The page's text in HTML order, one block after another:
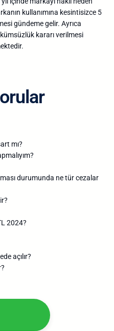
kullanımına kesintisizce 5
gündeme gelir. Ayrıca
kararı verilmesi
mı?
durumunda ne tür cezalar
2024?
açılır?